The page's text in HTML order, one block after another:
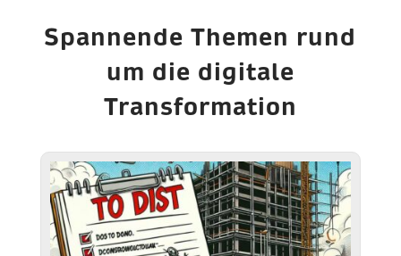
Spannende Themen rund
um die digitale
Transformation